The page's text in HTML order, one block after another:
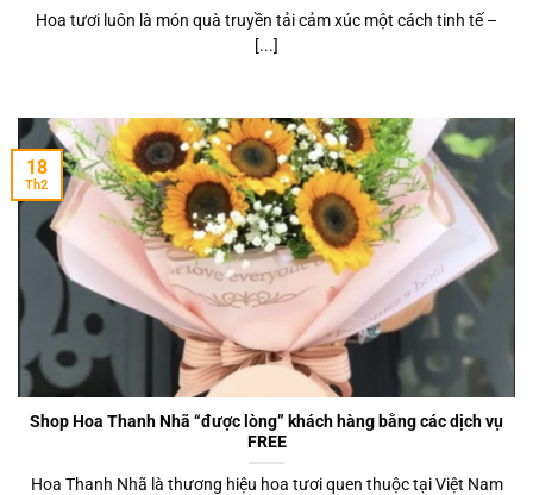
Hoa tươi luôn là món quà truyền tải cảm xúc một cách tinh tế –
[...]
Shop Hoa Thanh Nhã “được lòng” khách hàng bằng các dịch vụ
FREE
Hoa Thanh Nhã là thương hiệu hoa tươi quen thuộc tại Việt Nam
18
Th2